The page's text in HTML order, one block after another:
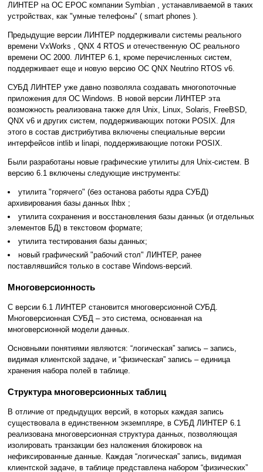
ЛИНТЕР на ОС EPOC компании Symbian , устанавливаемой в таких
устройствах, как "умные телефоны" ( smart phones ).
Предыдущие версии ЛИНТЕР поддерживали системы реального
времени VxWorks , QNX 4 RTOS и отечественную ОС реального
времени ОС 2000. ЛИНТЕР 6.1, кроме перечисленных систем,
поддерживает еще и новую версию ОС QNX Neutrino RTOS v6.
СУБД ЛИНТЕР уже давно позволяла создавать многопоточные
приложения для ОС Windows. В новой версии ЛИНТЕР эта
возможность реализована также для Unix, Linux, Solaris, FreeBSD,
QNX v6 и других систем, поддерживающих потоки POSIX. Для
этого в состав дистрибутива включены специальные версии
интерфейсов intlib и linapi, поддерживающие потоки POSIX.
Были разработаны новые графические утилиты для Unix-систем. В
версию 6.1 включены следующие инструменты:
утилита "горячего" (без останова работы ядра СУБД)
архивирования базы данных lhbx ;
утилита сохранения и восстановления базы данных (и отдельных
элементов БД) в текстовом формате;
утилита тестирования базы данных;
новый графический "рабочий стол" ЛИНТЕР, ранее
поставлявшийся только в составе Windows-версий.
Многоверсионность
С версии 6.1 ЛИНТЕР становится многоверсионной СУБД.
Многоверсионная СУБД – это система, основанная на
многоверсионной модели данных.
Основными понятиями являются: “логическая” запись – запись,
видимая клиентской задаче, и “физическая” запись – единица
хранения набора полей в таблице.
Структура многоверсионных таблиц
В отличие от предыдущих версий, в которых каждая запись
существовала в единственном экземпляре, в СУБД ЛИНТЕР 6.1
реализована многоверсионная структура данных, позволяющая
изолировать транзакции без наложения блокировок на
нефиксированные данные. Каждая “логическая” запись, видимая
клиентской задаче, в таблице представлена набором “физических”